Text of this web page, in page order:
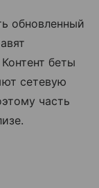
обновленный
беты
сетевую
часть